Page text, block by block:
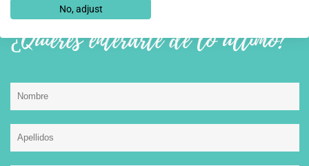
¿Quieres enterarte de lo último?
No, adjust